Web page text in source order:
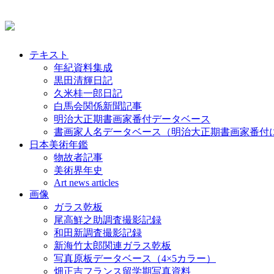
テキスト
年紀資料集成
黒田清輝日記
久米桂一郎日記
白馬会関係新聞記事
明治大正期書画家番付データベース
書画家人名データベース（明治大正期書画家番付
日本美術年鑑
物故者記事
美術界年史
Art news articles
画像
ガラス乾板
尾高鮮之助調査撮影記録
和田新調査撮影記録
新海竹太郎関連ガラス乾板
写真原板データベース（4×5カラー）
畑正吉フランス留学期写真資料